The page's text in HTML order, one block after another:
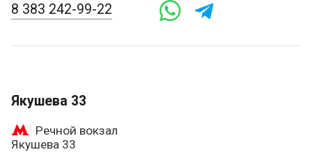
8 383 242-99-22
Якушева 33
Речной вокзал
Якушева 33